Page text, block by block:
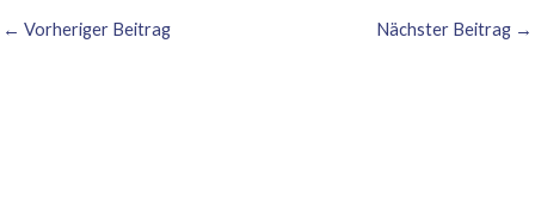
← Vorheriger Beitrag Nächster Beitrag →